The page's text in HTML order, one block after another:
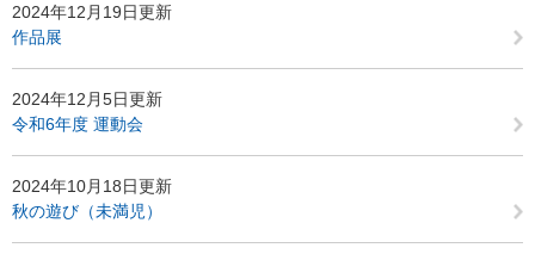
2024年12月19日更新
作品展
2024年12月5日更新
令和6年度 運動会
2024年10月18日更新
秋の遊び（未満児）